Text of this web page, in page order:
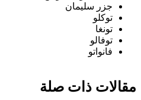
جزر سليمان
توكلو
تونغا
توفالو
فانواتو
مقالات ذات صلة